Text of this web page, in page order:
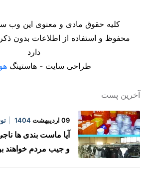
کلیه حقوق مادی و معنوی این وب
محفوظ و استفاده از اطلاعات بدون ذکر
دارد
طراحی سایت - هاستینگ
آخرین پست
09 اردیبهشت 1404
آیا ماست بندی ها
و جیب مردم خواهند